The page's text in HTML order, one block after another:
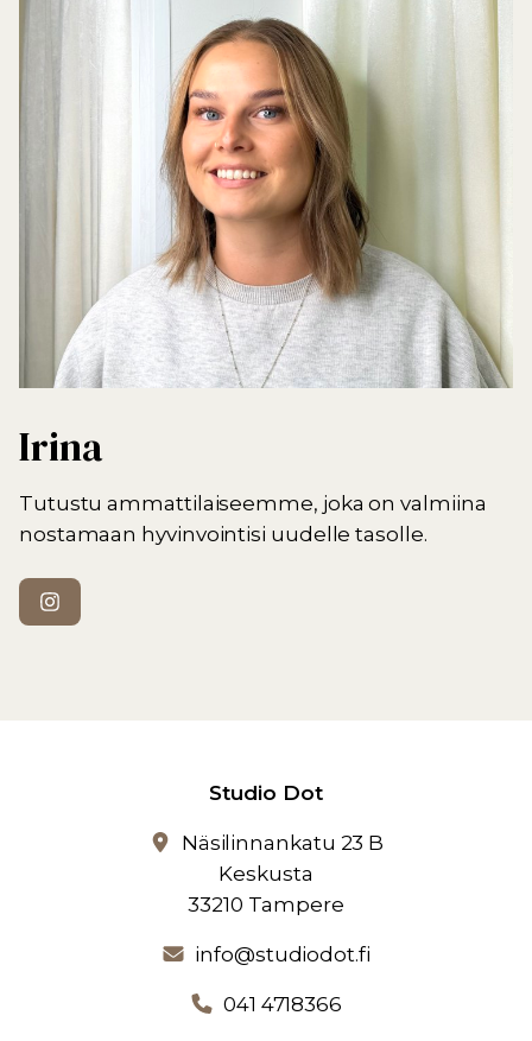
Irina
Tutustu ammattilaiseemme, joka on valmiina
nostamaan hyvinvointisi uudelle tasolle.
Studio Dot
Näsilinnankatu 23 B
Keskusta
33210 Tampere
info@studiodot.fi
041 4718366